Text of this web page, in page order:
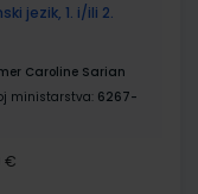
jezik, 1. i/ili 2.
Caroline Sarian
ministarstva: 6267-
€